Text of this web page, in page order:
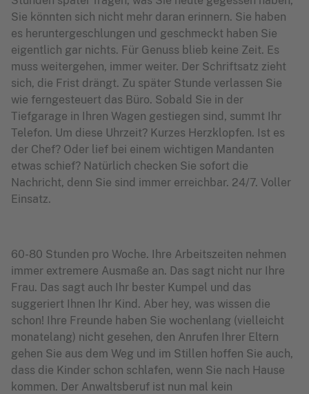
Sie könnten sich nicht mehr daran erinnern. Sie haben
es heruntergeschlungen und geschmeckt haben Sie
eigentlich gar nichts. Für Genuss blieb keine Zeit. Es
muss weitergehen, immer weiter. Der Schriftsatz zieht
sich, die Frist drängt. Zu später Stunde verlassen Sie
wie ferngesteuert das Büro. Sobald Sie in der
Tiefgarage in Ihren Wagen gestiegen sind, summt Ihr
Telefon. Um diese Uhrzeit? Kurzes Herzklopfen. Ist es
der Chef? Oder lief bei einem wichtigen Mandanten
etwas schief? Natürlich checken Sie sofort die
Nachricht, denn Sie sind immer erreichbar. 24/7. Voller
Einsatz.
60-80 Stunden pro Woche. Ihre Arbeitszeiten nehmen
immer extremere Ausmaße an. Das sagt nicht nur Ihre
Frau. Das sagt auch Ihr bester Kumpel und das
suggeriert Ihnen Ihr Kind. Aber hey, was wissen die
schon! Ihre Freunde haben Sie wochenlang (vielleicht
monatelang) nicht gesehen, den Anrufen Ihrer Eltern
gehen Sie aus dem Weg und im Stillen hoffen Sie auch,
dass die Kinder schon schlafen, wenn Sie nach Hause
kommen. Der Anwaltsberuf ist nun mal kein